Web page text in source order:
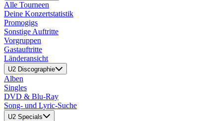
Alle Tourneen
Deine Konzertstatistik
Promogigs
Sonstige Auftritte
Vorgruppen
Gastauftritte
Länderansicht
U2 Discographie
Alben
Singles
DVD & Blu-Ray
Song- und Lyric-Suche
U2 Specials